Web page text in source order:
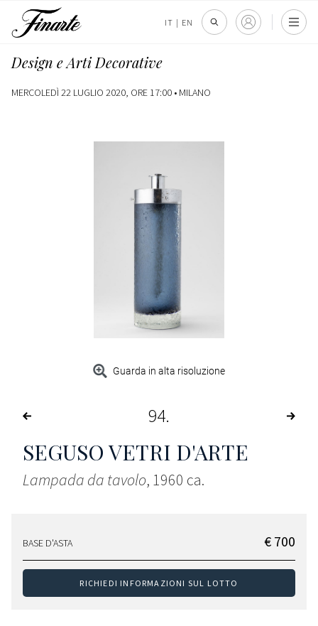
IT | EN
Design e Arti Decorative
MERCOLEDÌ 22 LUGLIO 2020, ORE 17:00 • MILANO
Guarda in alta risoluzione
94
SEGUSO VETRI D'ARTE
Lampada da tavolo, 1960 ca.
BASE D'ASTA € 700
RICHIEDI INFORMAZIONI SUL LOTTO